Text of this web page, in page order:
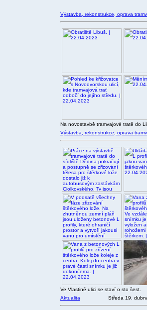
Výstavba, rekonstrukce, oprava
Na novostavbě tramvajové tratě do
Výstavba, rekonstrukce, oprava
Ve Vlastině ulici se staví o sto šest.
Aktualita
Středa 19.